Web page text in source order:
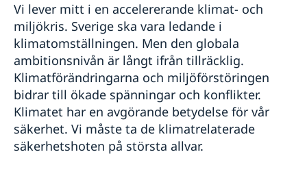
Vi lever mitt i en accelererande klimat- och
miljökris. Sverige ska vara ledande i
klimatomställningen. Men den globala
ambitionsnivån är långt ifrån tillräcklig.
Klimatförändringarna och miljöförstöringen
bidrar till ökade spänningar och konflikter.
Klimatet har en avgörande betydelse för vår
säkerhet. Vi måste ta de klimatrelaterade
säkerhetshoten på största allvar.